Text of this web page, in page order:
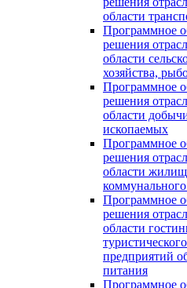
области
Программное
решения
области
хозяйства,
Программное
решения
области
ископаемых
Программное
решения
области
коммунального
Программное
решения
области
предприятий
питания
Программное